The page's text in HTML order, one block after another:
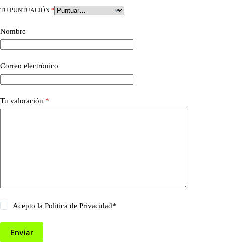
TU PUNTUACIÓN *
Nombre
Correo electrónico
Tu valoración *
Acepto laPolítica de Privacidad*
Enviar